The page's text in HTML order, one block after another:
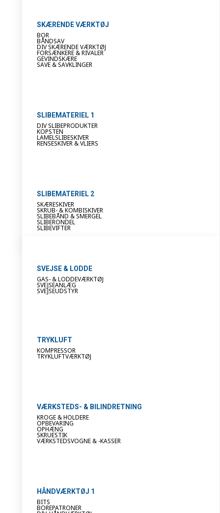
SKÆRENDE VÆRKTØJ
BOR
BÅNDSAV
DIV SKÆRENDE VÆRKTØJ
FORSÆNKERE & RIVALER
GEVINDSKÆRE
SAVE & SAVKLINGER
SLIBEMATERIEL 1
DIV SLIBEPRODUKTER
KOPSTEN
LAMELSLIBESKIVER
RENSESKIVER & VLIERS
SLIBEMATERIEL 2
SKÆRESKIVER
SKRUB- & KOMBISKIVER
SLIBEBÅND & SMERGEL
SLIBERONDEL
SLIBEVIFTER
SVEJSE & LODDE
GAS- & LODDEVÆRKTØJ
SVEJSEANLÆG
SVEJSEUDSTYR
TRYKLUFT
KOMPRESSOR
TRYKLUFTVÆRKTØJ
VÆRKSTEDS- & BILINDRETNING
KROGE & HOLDERE
OPBEVARING
OPHÆNG
SKRUESTIK
VÆRKSTEDSVOGNE & -KASSER
HÅNDVÆRKTØJ 1
BITS
BOREPATRONER